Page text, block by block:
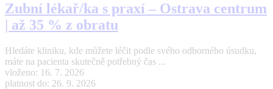
Zubní lékař/ka s praxí – Ostrava centrum
| až 35 % z obratu
Hledáte kliniku, kde můžete léčit podle svého odborného úsudku,
máte na pacienta skutečně potřebný čas ...
vloženo: 16. 7. 2026
platnost do: 26. 9. 2026